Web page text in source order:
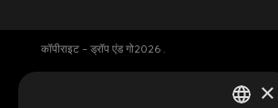
कॉपीराइट – ड्रॉप एंड गो2026 .
Luggage storage Amsterdam
×